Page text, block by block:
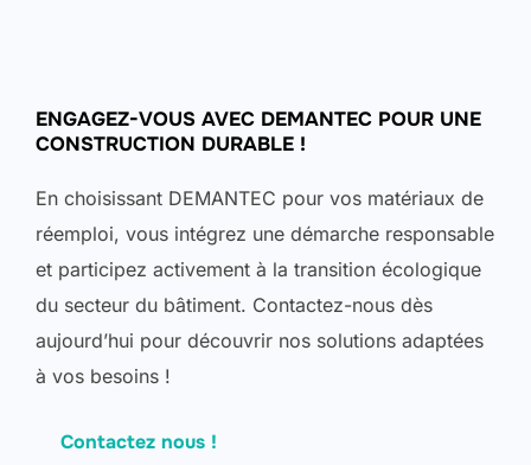
ENGAGEZ-VOUS AVEC DEMANTEC POUR UNE
CONSTRUCTION DURABLE !
En choisissant DEMANTEC pour vos matériaux de
réemploi, vous intégrez une démarche responsable
et participez activement à la transition écologique
du secteur du bâtiment. Contactez-nous dès
aujourd’hui pour découvrir nos solutions adaptées
à vos besoins !
Contactez nous !